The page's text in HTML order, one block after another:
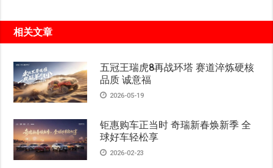
相关文章
五冠王瑞虎8再战环塔 赛道淬炼硬核
品质 诚意福
2026-05-19
钜惠购车正当时 奇瑞新春焕新季 全
球好车轻松享
2026-02-23